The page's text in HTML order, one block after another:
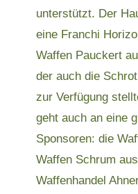
unterstützt. Der
eine Franchi
Waffen Pauckert
der auch die
zur Verfügung
geht auch an eine
Sponsoren: die
Waffen Schrum
Waffenhandel